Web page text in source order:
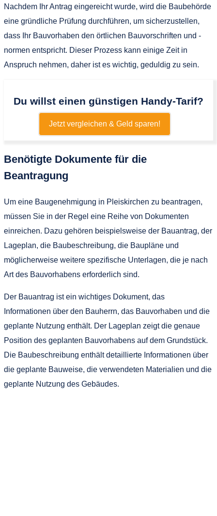
Nachdem Ihr Antrag eingereicht wurde, wird die Baubehörde
eine gründliche Prüfung durchführen, um sicherzustellen,
dass Ihr Bauvorhaben den örtlichen Bauvorschriften und -
normen entspricht. Dieser Prozess kann einige Zeit in
Anspruch nehmen, daher ist es wichtig, geduldig zu sein.
Du willst einen günstigen Handy-Tarif?
Jetzt vergleichen & Geld sparen!
Benötigte Dokumente für die
Beantragung
Um eine Baugenehmigung in Pleiskirchen zu beantragen,
müssen Sie in der Regel eine Reihe von Dokumenten
einreichen. Dazu gehören beispielsweise der Bauantrag, der
Lageplan, die Baubeschreibung, die Baupläne und
möglicherweise weitere spezifische Unterlagen, die je nach
Art des Bauvorhabens erforderlich sind.
Der Bauantrag ist ein wichtiges Dokument, das
Informationen über den Bauherrn, das Bauvorhaben und die
geplante Nutzung enthält. Der Lageplan zeigt die genaue
Position des geplanten Bauvorhabens auf dem Grundstück.
Die Baubeschreibung enthält detaillierte Informationen über
die geplante Bauweise, die verwendeten Materialien und die
geplante Nutzung des Gebäudes.